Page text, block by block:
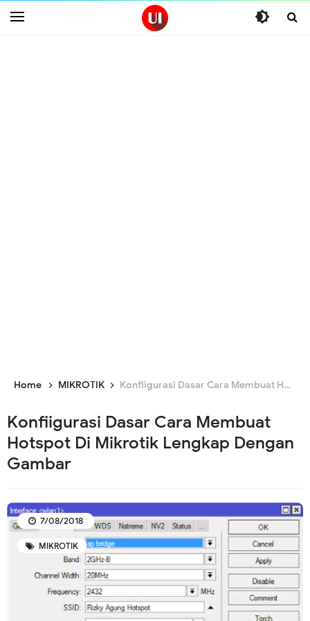
Home MIKROTIK Konfiigurasi Dasar Cara Membuat Hotspot Di Mikrotik Lengkap Dengan Gambar
Konfiigurasi Dasar Cara Membuat
Hotspot Di Mikrotik Lengkap Dengan
Gambar
MIKROTIK
7/08/2018